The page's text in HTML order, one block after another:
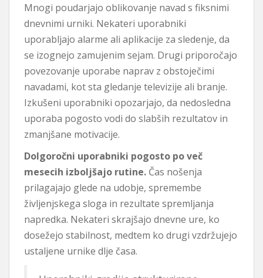
Mnogi poudarjajo oblikovanje navad s fiksnimi
dnevnimi urniki. Nekateri uporabniki
uporabljajo alarme ali aplikacije za sledenje, da
se izognejo zamujenim sejam. Drugi priporočajo
povezovanje uporabe naprav z obstoječimi
navadami, kot sta gledanje televizije ali branje.
Izkušeni uporabniki opozarjajo, da nedosledna
uporaba pogosto vodi do slabših rezultatov in
zmanjšane motivacije.
Dolgoročni uporabniki pogosto po več
mesecih izboljšajo rutine. Čas nošenja
prilagajajo glede na udobje, spremembe
življenjskega sloga in rezultate spremljanja
napredka. Nekateri skrajšajo dnevne ure, ko
dosežejo stabilnost, medtem ko drugi vzdržujejo
ustaljene urnike dlje časa.